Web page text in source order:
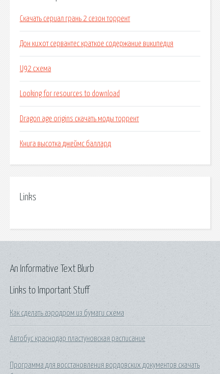
Скачать сериал грань 2 сезон торрент
Дон кихот сервантес краткое содержание википедия
U92 схема
Looking for resources to download
Dragon age origins скачать моды торрент
Книга высотка джеймс баллард
Links
Links to Important Stuff
Как сделать аэродром из бумаги схема
Автобус краснодар пластуновская расписание
Программа для восстановления вордовских документов скачать
An Informative Text Blurb